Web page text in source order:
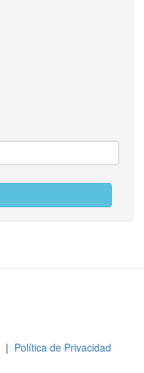
| Política de Privacidad